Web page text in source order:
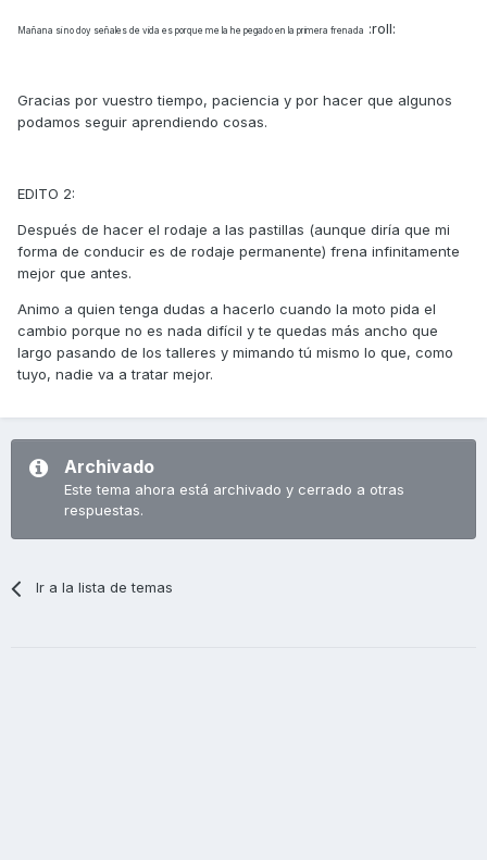
Mañana si no doy señales de vida es porque me la he pegado en la primera frenada :roll:
Gracias por vuestro tiempo, paciencia y por hacer que algunos
podamos seguir aprendiendo cosas.
EDITO 2:
Después de hacer el rodaje a las pastillas (aunque diría que mi
forma de conducir es de rodaje permanente) frena infinitamente
mejor que antes.
Animo a quien tenga dudas a hacerlo cuando la moto pida el
cambio porque no es nada difícil y te quedas más ancho que
largo pasando de los talleres y mimando tú mismo lo que, como
tuyo, nadie va a tratar mejor.
Archivado
Este tema ahora está archivado y cerrado a otras
respuestas.
Ir a la lista de temas